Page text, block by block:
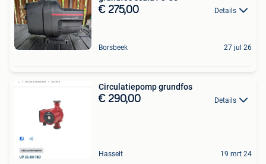
€ 275,00 Details
Borsbeek 27 jul 26
Circulatiepomp grundfos
€ 290,00 Details
Hasselt 19 mrt 24